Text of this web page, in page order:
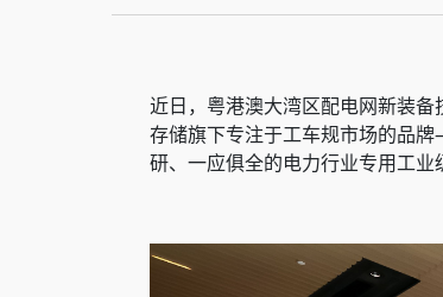
近日，粤港澳大湾区配电网新装
存储旗下专注于工车规市场的品
研、一应俱全的电力行业专用工业